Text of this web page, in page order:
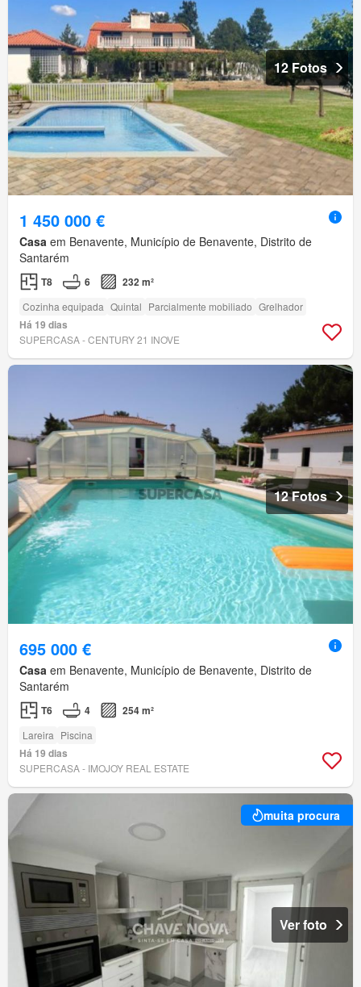
12 Fotos
1 450 000 €
Casa em Benavente, Município de Benavente, Distrito de
Santarém
T8 6 232 m²
Cozinha equipada Quintal Parcialmente mobiliado Grelhador
Há 19 dias
SUPERCASA - CENTURY 21 INOVE
12 Fotos
695 000 €
Casa em Benavente, Município de Benavente, Distrito de
Santarém
T6 4 254 m²
Lareira Piscina
Há 19 dias
SUPERCASA - IMOJOY REAL ESTATE
muita procura
Ver foto